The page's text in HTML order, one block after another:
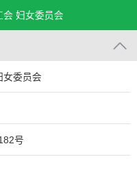
会 妇女委员会
委员会
号